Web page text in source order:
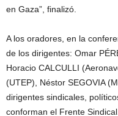
en Gaza”, finalizó.
A los oradores, en la
de los dirigentes: Omar
Horacio CALCULLI
(UTEP), Néstor SEGOVIA
dirigentes sindicales,
conforman el Frente Sindical.